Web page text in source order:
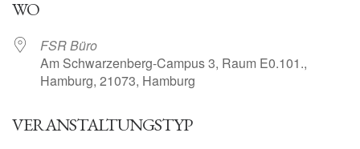
WO
FSR Büro
Am Schwarzenberg-Campus 3, Raum E0.101.,
Hamburg, 21073, Hamburg
VERANSTALTUNGSTYP